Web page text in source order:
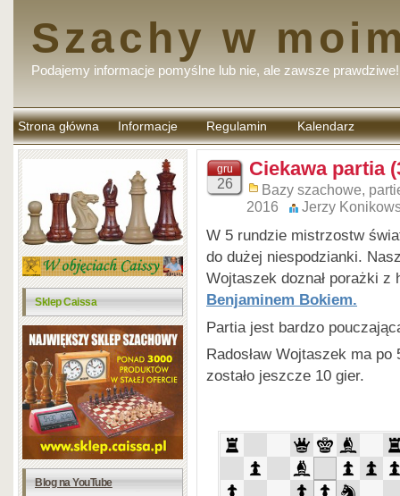
Szachy w
Podajemy informacje pomyślne lub nie, ale zawsze prawdziwe!
Strona główna Informacje Regulamin
komentarzy
Kalendarz
Sklep Caissa
Blog na YouTube
gru
26
Ciekawa partia
Bazy szachowe,
2016
Jerzy
W 5 rundzie mistrzostw
do dużej niespodzianki.
Wojtaszek doznał porażki
Benjaminem Bokiem.
Partia jest bardzo
Radosław Wojtaszek ma
zostało jeszcze 10 gier.